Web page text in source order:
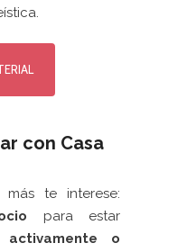
con Casa
te interese:
para estar
activamente o